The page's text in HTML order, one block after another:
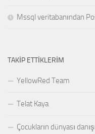
Mssql veritabanından
TAKIP ETTIKLERIM
YellowRed Team
Telat Kaya
Çocukların dünyası